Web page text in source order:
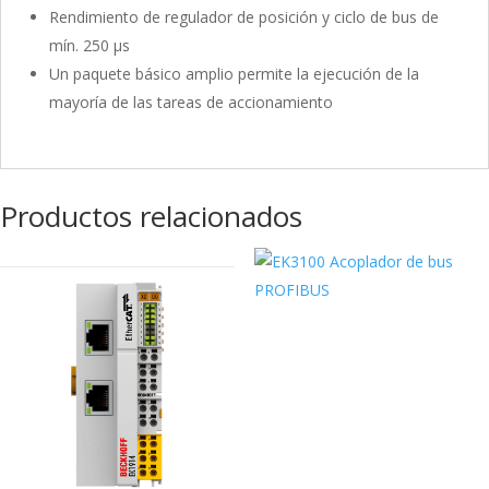
Rendimiento de regulador de posición y ciclo de bus de
mín. 250 µs
Un paquete básico amplio permite la ejecución de la
mayoría de las tareas de accionamiento
Productos relacionados